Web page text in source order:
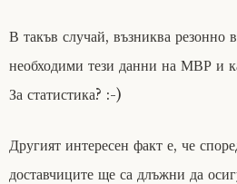
В такъв случай, възниква резонно
необходими тези данни на МВР и
За статистика? :-)
Другият интересен факт е, че
доставчиците ще са длъжни да